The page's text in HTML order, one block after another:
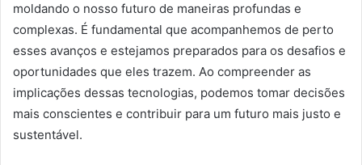
moldando o nosso futuro de maneiras profundas e
complexas. É fundamental que acompanhemos de perto
esses avanços e estejamos preparados para os desafios e
oportunidades que eles trazem. Ao compreender as
implicações dessas tecnologias, podemos tomar decisões
mais conscientes e contribuir para um futuro mais justo e
sustentável.